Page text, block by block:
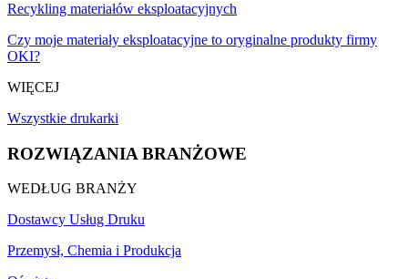
Recykling materiałów eksploatacyjnych
Czy moje materiały eksploatacyjne to oryginalne produkty firmy
OKI?
WIĘCEJ
Wszystkie drukarki
ROZWIĄZANIA BRANŻOWE
WEDŁUG BRANŻY
Dostawcy Usług Druku
Przemysł, Chemia i Produkcja